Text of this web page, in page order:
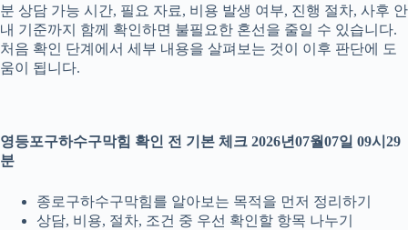
분 상담 가능 시간, 필요 자료, 비용 발생 여부, 진행 절차, 사후 안
내 기준까지 함께 확인하면 불필요한 혼선을 줄일 수 있습니다.
처음 확인 단계에서 세부 내용을 살펴보는 것이 이후 판단에 도
움이 됩니다.
영등포구하수구막힘 확인 전 기본 체크 2026년07월07일 09시29
분
종로구하수구막힘를 알아보는 목적을 먼저 정리하기
상담, 비용, 절차, 조건 중 우선 확인할 항목 나누기